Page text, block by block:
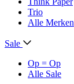
Trio
Alle Merken
Sale
Op = Op
Alle Sale